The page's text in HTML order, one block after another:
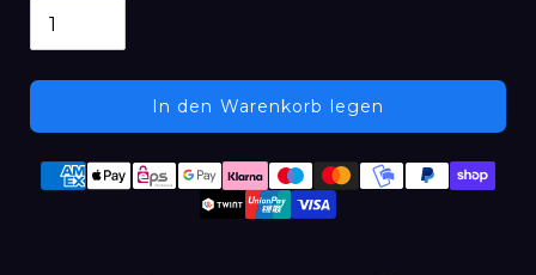
In den Warenkorb legen
Produkt
Zahlungsmethoden